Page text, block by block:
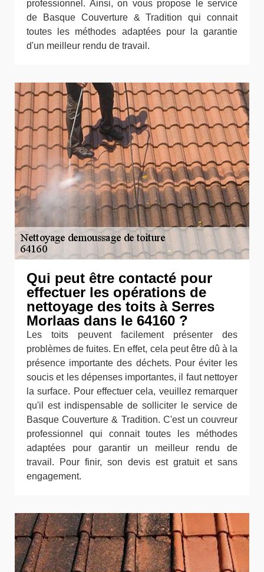
professionnel. Ainsi, on vous propose le service
de Basque Couverture & Tradition qui connait
toutes les méthodes adaptées pour la garantie
d'un meilleur rendu de travail.
Qui peut être contacté pour
effectuer les opérations de
nettoyage des toits à Serres
Morlaas dans le 64160 ?
Les toits peuvent facilement présenter des
problèmes de fuites. En effet, cela peut être dû à la
présence importante des déchets. Pour éviter les
soucis et les dépenses importantes, il faut nettoyer
la surface. Pour effectuer cela, veuillez remarquer
qu'il est indispensable de solliciter le service de
Basque Couverture & Tradition. C'est un couvreur
professionnel qui connait toutes les méthodes
adaptées pour garantir un meilleur rendu de
travail. Pour finir, son devis est gratuit et sans
engagement.